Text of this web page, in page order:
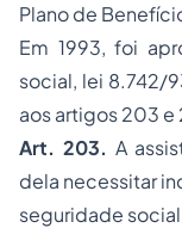
Plano de
Em 1993, foi
social, lei 8.742/
aos artigos 203
Art. 203. A
dela necessitar
seguridade